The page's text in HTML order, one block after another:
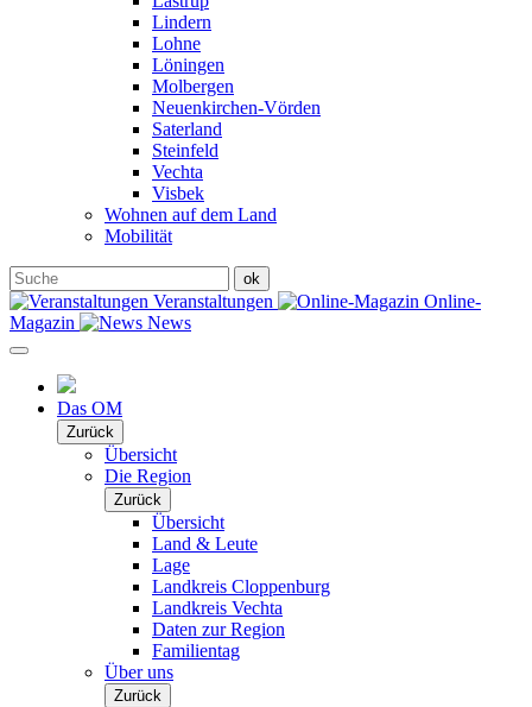
Lindern
Lohne
Löningen
Molbergen
Neuenkirchen-Vörden
Saterland
Steinfeld
Vechta
Visbek
Wohnen auf dem Land
Mobilität
Veranstaltungen
Online-
Magazin
News
Das OM
Zurück
Übersicht
Die Region
Zurück
Übersicht
Land & Leute
Lage
Landkreis Cloppenburg
Landkreis Vechta
Daten zur Region
Familientag
Über uns
Zurück